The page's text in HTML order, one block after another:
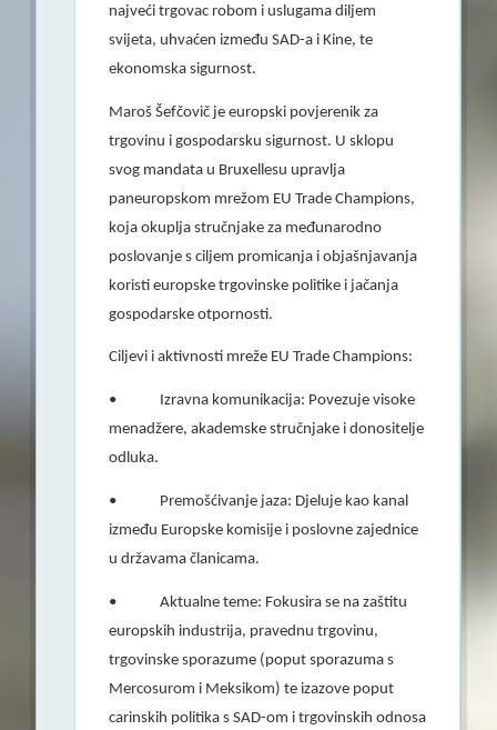
najveći trgovac robom i uslugama diljem
svijeta, uhvaćen između SAD-a i Kine, te
ekonomska sigurnost.
Maroš Šefčovič je europski povjerenik za
trgovinu i gospodarsku sigurnost. U sklopu
svog mandata u Bruxellesu upravlja
paneuropskom mrežom EU Trade Champions,
koja okuplja stručnjake za međunarodno
poslovanje s ciljem promicanja i objašnjavanja
koristi europske trgovinske politike i jačanja
gospodarske otpornosti.
Ciljevi i aktivnosti mreže EU Trade Champions:
• Izravna komunikacija: Povezuje visoke
menadžere, akademske stručnjake i donositelje
odluka.
• Premošćivanje jaza: Djeluje kao kanal
između Europske komisije i poslovne zajednice
u državama članicama.
• Aktualne teme: Fokusira se na zaštitu
europskih industrija, pravednu trgovinu,
trgovinske sporazume (poput sporazuma s
Mercosurom i Meksikom) te izazove poput
carinskih politika s SAD-om i trgovinskih odnosa